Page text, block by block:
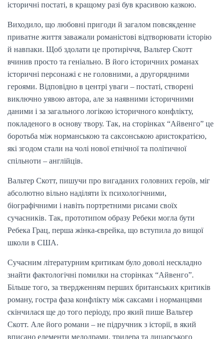
історичні постаті, в кращому разі був красивою казкою.
Виходило, що любовні пригоди й загалом повсякденне
приватне життя заважали романістові відтворювати історію
й навпаки. Щоб здолати це протиріччя, Вальтер Скотт
вчинив просто та геніально. В його історичних романах
історичні персонажі є не головними, а другорядними
героями. Відповідно в центрі уваги – постаті, створені
виключно уявою автора, але за наявними історичними
даними і за загального логікою історичного конфлікту,
покладеного в основу твору. Так, на сторінках “Айвенго” це
боротьба між норманською та саксонською аристократією,
які згодом стали на чолі нової етнічної та політичної
спільноти – англійців.
Вальтер Скотт, пишучи про вигаданих головних героїв, міг
абсолютно вільно наділяти їх психологічними,
біографічними і навіть портретними рисами своїх
сучасників. Так, прототипом образу Ребеки могла бути
Ребека Грац, перша жінка-єврейка, що вступила до вищої
школи в США.
Сучасним літературним критикам було доволі нескладно
знайти фактологічні помилки на сторінках “Айвенго”.
Більше того, за твердженням перших британських критиків
роману, гостра фаза конфлікту між саксами і норманцями
скінчилася ще до того періоду, про який пише Вальтер
Скотт. Але його романи – не підручник з історії, в який
вписано елементи мелодрами, трилера та лицарського